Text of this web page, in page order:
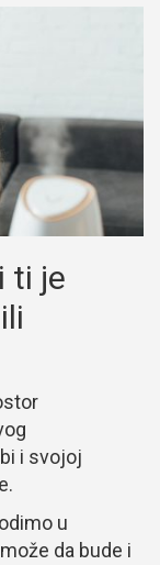
ti je
i svojoj
u
da bude i